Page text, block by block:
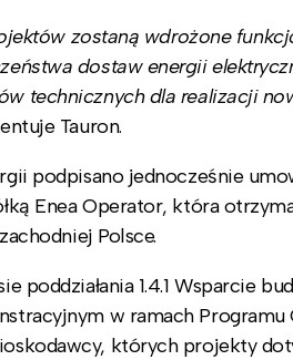
zostaną wdrożone
dostaw energii
technicznych dla realizacji
Tauron.
podpisano jednocześnie
Enea Operator, która
Polsce.
poddziałania 1.4.1 Wsparcie
w ramach
których projekty